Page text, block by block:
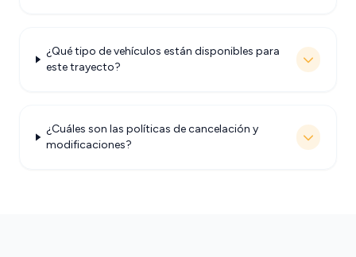
¿Qué tipo de vehículos están disponibles para
este trayecto?
¿Cuáles son las políticas de cancelación y
modificaciones?